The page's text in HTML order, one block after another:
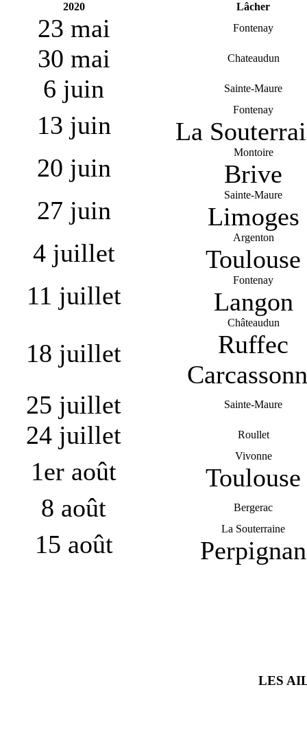
2020 Lâcher
23 mai Fontenay
30 mai Chateaudun
6 juin Sainte-Maure
13 juin
Fontenay
La
20 juin
Montoire
Brive
27 juin
Sainte-Maure
Limoges
4 juillet
Argenton
Toulouse
11 juillet
Fontenay
Langon
18 juillet
Châteaudun
Ruffec
25 juillet
Sainte-Maure
24 juillet Roullet
1er août
Vivonne
Toulouse
8 août
Bergerac
15 août
La Souterraine
Perpignan
LES